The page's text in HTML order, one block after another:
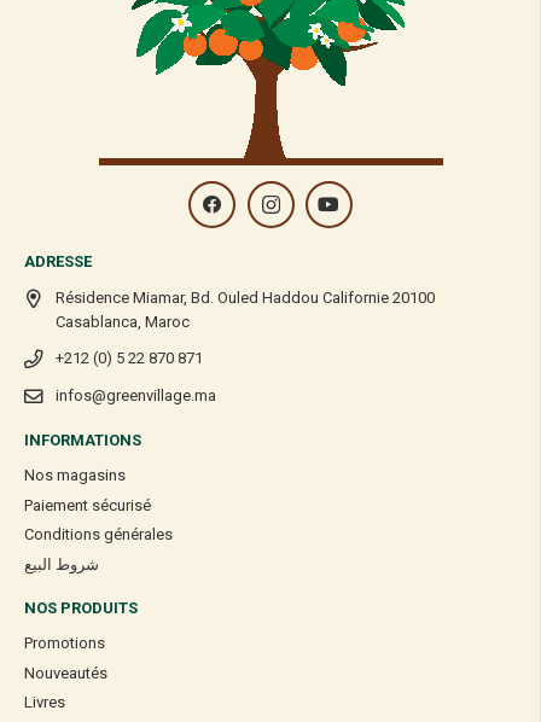
ADRESSE
Résidence Miamar, Bd. Ouled Haddou Californie 20100
Casablanca, Maroc
+212 (0) 5 22 870 871
infos@greenvillage.ma
INFORMATIONS
Nos magasins
Paiement sécurisé
Conditions générales
شروط البيع
NOS PRODUITS
Promotions
Nouveautés
Livres